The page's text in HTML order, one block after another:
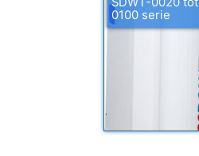
0100 serie